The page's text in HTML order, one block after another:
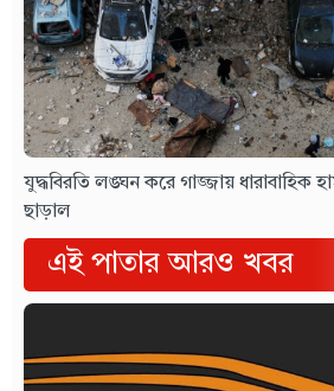
যুদ্ধবিরতি লঙ্ঘন করে গাজ্জায় ধারাবাহিক
ছাড়াল
এই পাতার আরও খবর